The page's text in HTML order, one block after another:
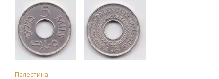
Палестина